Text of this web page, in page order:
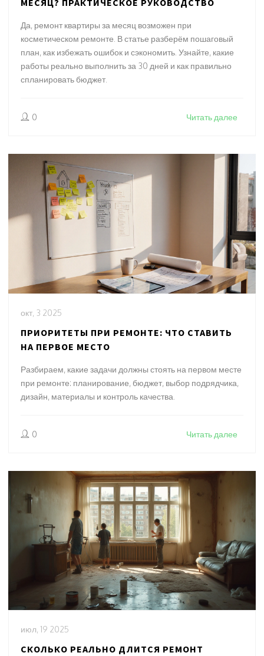
МЕСЯЦ? ПРАКТИЧЕСКОЕ РУКОВОДСТВО
Да, ремонт квартиры за месяц возможен при
косметическом ремонте. В статье разберём пошаговый
план, как избежать ошибок и сэкономить. Узнайте, какие
работы реально выполнить за 30 дней и как правильно
спланировать бюджет.
0 Читать далее
окт, 3 2025
ПРИОРИТЕТЫ ПРИ РЕМОНТЕ: ЧТО СТАВИТЬ
НА ПЕРВОЕ МЕСТО
Разбираем, какие задачи должны стоять на первом месте
при ремонте: планирование, бюджет, выбор подрядчика,
дизайн, материалы и контроль качества.
0 Читать далее
июл, 19 2025
СКОЛЬКО РЕАЛЬНО ДЛИТСЯ РЕМОНТ